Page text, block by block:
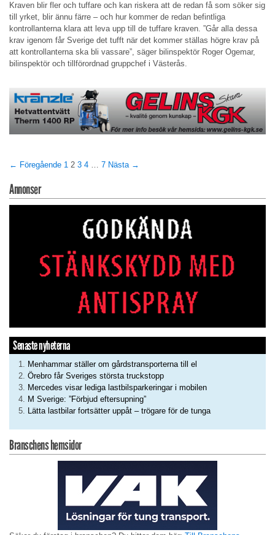
Kraven blir fler och tuffare och kan riskera att de redan få som söker sig
till yrket, blir ännu färre – och hur kommer de redan befintliga
kontrollanterna klara att leva upp till de tuffare kraven. ”Går alla dessa
krav igenom får Sverige det tufft när det kommer ställas högre krav på
att kontrollanterna ska bli vassare”, säger bilinspektör Roger Ogemar,
bilinspektör och tillförordnad gruppchef i Västerås.
← Föregående 1 2 3 4 7 Nästa →
Annonser
Senaste nyheterna
Menhammar ställer om gårdstransporterna till el
Örebro får Sveriges största truckstopp
Mercedes visar lediga lastbilsparkeringar i mobilen
M Sverige: ”Förbjud eftersupning”
Lätta lastbilar fortsätter uppåt – trögare för de tunga
Branschens hemsidor